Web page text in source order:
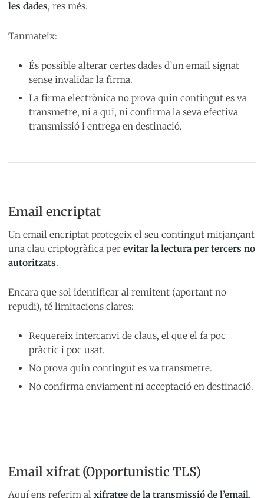
les dades, res més.
Tanmateix:
És possible alterar certes dades d’un email signat
sense invalidar la firma.
La firma electrònica no prova quin contingut es va
transmetre, ni a qui, ni confirma la seva efectiva
transmissió i entrega en destinació.
Email encriptat
Un email encriptat protegeix el seu contingut mitjançant
una clau criptogràfica per evitar la lectura per tercers no
autoritzats.
Encara que sol identificar al remitent (aportant no
repudi), té limitacions clares:
Requereix intercanvi de claus, el que el fa poc
pràctic i poc usat.
No prova quin contingut es va transmetre.
No confirma enviament ni acceptació en destinació.
Email xifrat (Opportunistic TLS)
Aquí ens referim al xifratge de la transmissió de l’email,